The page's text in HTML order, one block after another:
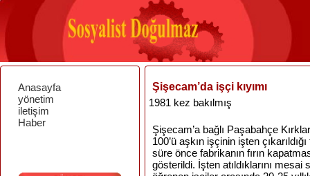
Anasayfa
yönetim
iletişim
Haber
Şişecam’da işçi kıyımı
1981 kez bakılmış
Şişecam’a bağlı Paşabahçe
100’ü aşkın işçinin işten
süre önce fabrikanın fırın
gösterildi. İşten atıldıklarını